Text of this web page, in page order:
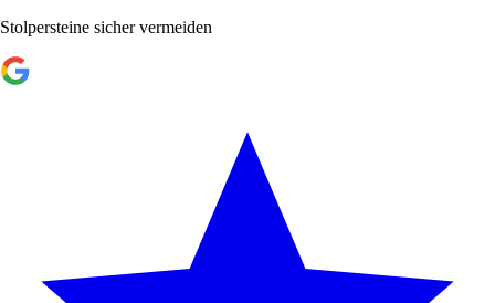
Stolpersteine sicher vermeiden